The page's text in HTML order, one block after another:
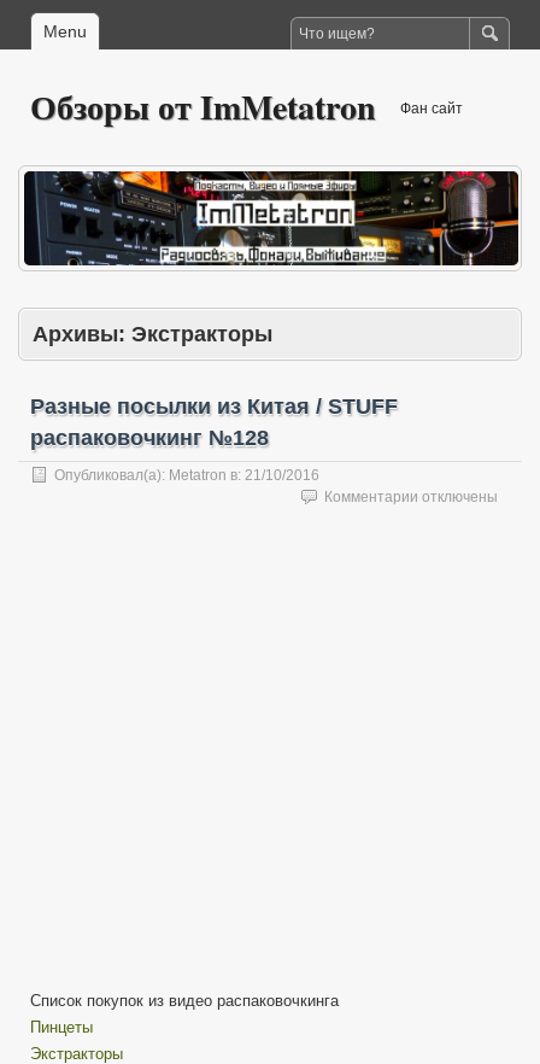
Menu
Обзоры от ImMetatron Фан сайт
Архивы: Экстракторы
Разные посылки из Китая / STUFF
распаковочкинг №128
Опубликовал(а): Metatron в: 21/10/2016
Комментарии котключены
Список покупок из видео распаковочкинга
Пинцеты
Экстракторы